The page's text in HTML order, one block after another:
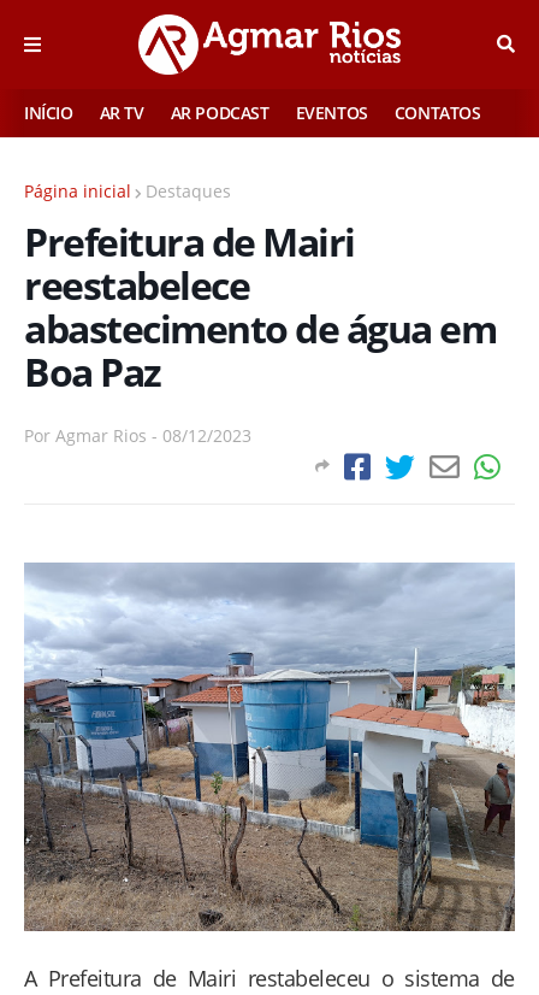
INÍCIO AR TV AR PODCAST EVENTOS CONTATOS
Página inicial Destaques
Prefeitura de Mairi
reestabelece
abastecimento de água em
Boa Paz
Por Agmar Rios - 08/12/2023
A Prefeitura de Mairi restabeleceu o sistema de